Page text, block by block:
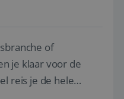
of
je klaar voor de
reis je de hele